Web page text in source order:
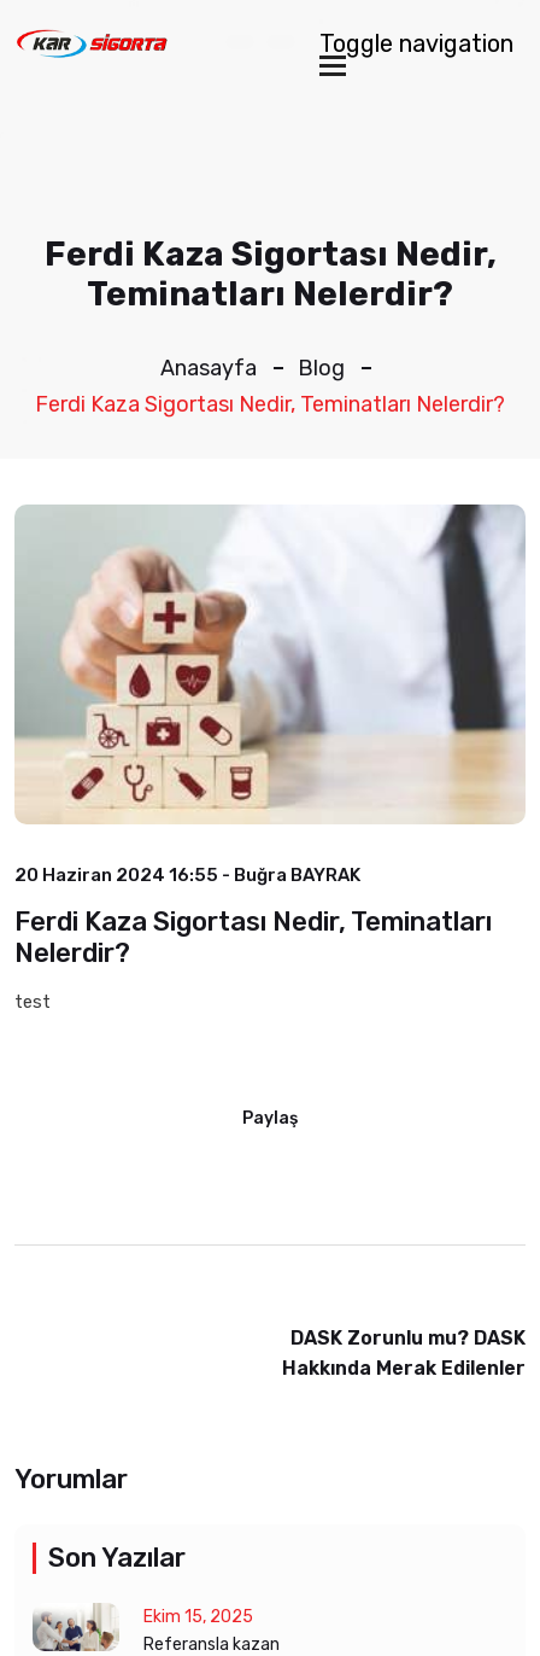
Toggle navigation
Ferdi Kaza Sigortası Nedir,
Teminatları Nelerdir?
Anasayfa
Blog
Ferdi Kaza Sigortası Nedir, Teminatları Nelerdir?
20 Haziran 2024 16:55 - Buğra BAYRAK
Ferdi Kaza Sigortası Nedir, Teminatları
Nelerdir?
test
Paylaş
DASK Zorunlu mu? DASK
Hakkında Merak Edilenler
Yorumlar
Son Yazılar
Ekim 15, 2025
Referansla kazan